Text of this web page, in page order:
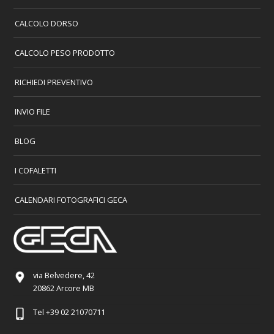
CALCOLO DORSO
CALCOLO PESO PRODOTTO
RICHIEDI PREVENTIVO
INVIO FILE
BLOG
I COFALETTI
CALENDARI FOTOGRAFICI GECA
via Belvedere, 42
20862 Arcore MB
Tel +39 02 21070711